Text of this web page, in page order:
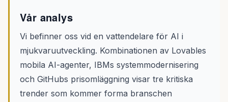
Vår analys
Vi befinner oss vid en vattendelare för AI i
mjukvaruutveckling. Kombinationen av Lovables
mobila AI-agenter, IBMs systemmodernisering
och GitHubs prisomläggning visar tre kritiska
trender som kommer forma branschen